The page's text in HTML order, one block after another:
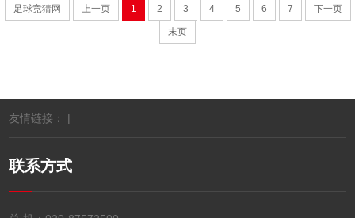
足球竞猜网 上一页 1 2 3 4 5 6 7 下一页
末页
友情链接： |
联系方式